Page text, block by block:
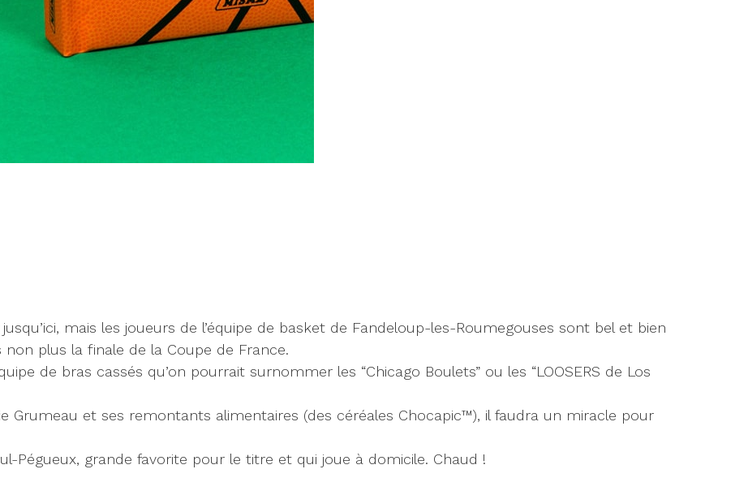
mais les joueurs de l’équipe de basket de Fandeloup-les-Roumegouses sont bel et bien
plus la finale de la Coupe de France.
de bras cassés qu’on pourrait surnommer les “Chicago Boulets” ou les “LOOSERS de Los
Grumeau et ses remontants alimentaires (des céréales Chocapic™), il faudra un miracle pour
Pégueux, grande favorite pour le titre et qui joue à domicile. Chaud !